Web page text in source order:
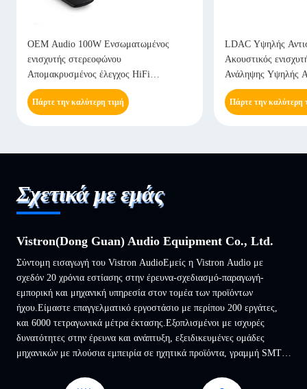
OEM Audio 100W Ενσωματωμένος
ενισχυτής στερεοφώνου
Απομακρυσμένος έλεγχος HiFi
Διαχωρίζει ενισχυτή
Πάρτε την καλύτερη τιμή
LDAC Υψηλής
Ακουστικός
Ανάληψης Υψηλής
οπτική είσοδο
Πάρτε την καλύτερη
Σχετικά με εμάς
Vistron(Dong Guan) Audio Equipment Co., Ltd.
Σύντομη εισαγωγή του Vistron AudioΕμείς η Vistron Audio με
σχεδόν 20 χρόνια εστίασης στην έρευνα-σχεδιασμό-παραγωγή-
εμπορική και μηχανική υπηρεσία στον τομέα των προϊόντων
ήχου.Είμαστε επαγγελματικό εργοστάσιο με περίπου 200 εργάτες,
και 6000 τετραγωνικά μέτρα έκτασης.Εξοπλισμένοι με ισχυρές
δυνατότητες στην έρευνα και ανάπτυξη, εξειδικευμένες ομάδες
μηχανικών με πλούσια εμπειρία σε ηχητικά προϊόντα, γραμμή SMT,
(AP, LMS,δοκιμές γήραν...